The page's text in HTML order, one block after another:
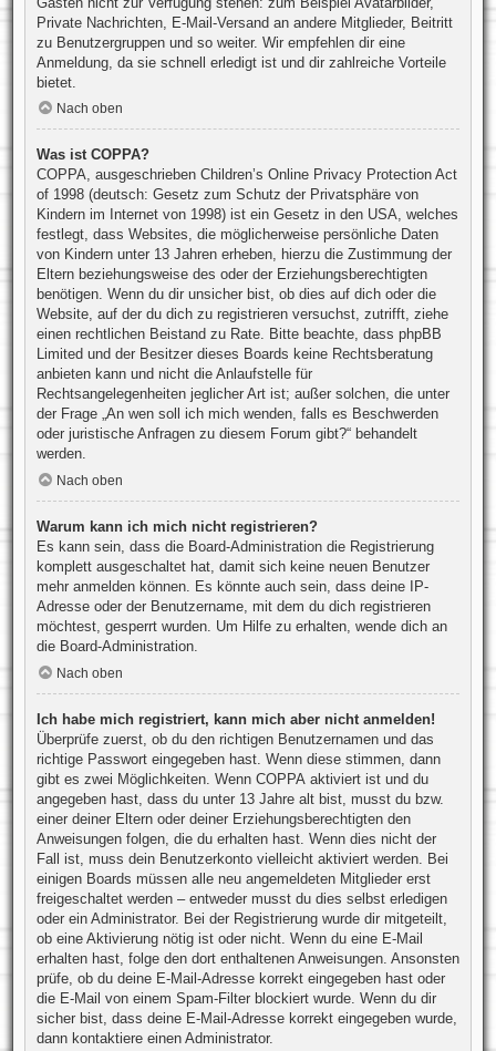
Private Nachrichten, E-Mail-Versand an andere Mitglieder, Beitritt
zu Benutzergruppen und so weiter. Wir empfehlen dir eine
Anmeldung, da sie schnell erledigt ist und dir zahlreiche Vorteile
bietet.
Nach oben
Was ist COPPA?
COPPA, ausgeschrieben Children’s Online Privacy Protection Act
of 1998 (deutsch: Gesetz zum Schutz der Privatsphäre von
Kindern im Internet von 1998) ist ein Gesetz in den USA, welches
festlegt, dass Websites, die möglicherweise persönliche Daten
von Kindern unter 13 Jahren erheben, hierzu die Zustimmung der
Eltern beziehungsweise des oder der Erziehungsberechtigten
benötigen. Wenn du dir unsicher bist, ob dies auf dich oder die
Website, auf der du dich zu registrieren versuchst, zutrifft, ziehe
einen rechtlichen Beistand zu Rate. Bitte beachte, dass phpBB
Limited und der Besitzer dieses Boards keine Rechtsberatung
anbieten kann und nicht die Anlaufstelle für
Rechtsangelegenheiten jeglicher Art ist; außer solchen, die unter
der Frage „An wen soll ich mich wenden, falls es Beschwerden
oder juristische Anfragen zu diesem Forum gibt?“ behandelt
werden.
Nach oben
Warum kann ich mich nicht registrieren?
Es kann sein, dass die Board-Administration die Registrierung
komplett ausgeschaltet hat, damit sich keine neuen Benutzer
mehr anmelden können. Es könnte auch sein, dass deine IP-
Adresse oder der Benutzername, mit dem du dich registrieren
möchtest, gesperrt wurden. Um Hilfe zu erhalten, wende dich an
die Board-Administration.
Nach oben
Ich habe mich registriert, kann mich aber nicht anmelden!
Überprüfe zuerst, ob du den richtigen Benutzernamen und das
richtige Passwort eingegeben hast. Wenn diese stimmen, dann
gibt es zwei Möglichkeiten. Wenn COPPAaktiviert ist und du
angegeben hast, dass du unter 13 Jahre alt bist, musst du bzw.
einer deiner Eltern oder deiner Erziehungsberechtigten den
Anweisungen folgen, die du erhalten hast. Wenn dies nicht der
Fall ist, muss dein Benutzerkonto vielleicht aktiviert werden. Bei
einigen Boards müssen alle neu angemeldeten Mitglieder erst
freigeschaltet werden – entweder musst du dies selbst erledigen
oder ein Administrator. Bei der Registrierung wurde dir mitgeteilt,
ob eine Aktivierung nötig ist oder nicht. Wenn du eine E-Mail
erhalten hast, folge den dort enthaltenen Anweisungen. Ansonsten
prüfe, ob du deine E-Mail-Adresse korrekt eingegeben hast oder
die E-Mail von einem Spam-Filter blockiert wurde. Wenn du dir
sicher bist, dass deine E-Mail-Adresse korrekt eingegeben wurde,
dann kontaktiere einen Administrator.